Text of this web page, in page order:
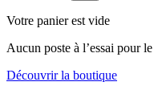
Votre panier est vide
Aucun poste à l’essai pour
Découvrir la boutique